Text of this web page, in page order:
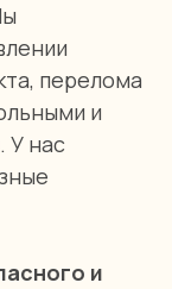
перелома
и
У нас
и